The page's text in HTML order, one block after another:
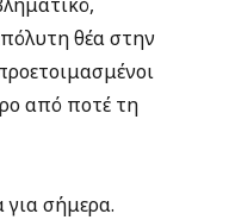
θέα στην
από ποτέ τη
σήμερα.